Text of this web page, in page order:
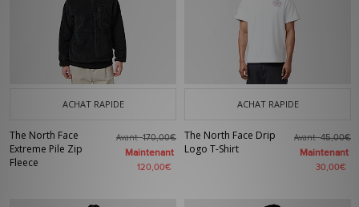
ACHAT RAPIDE
The North Face
Extreme Pile Zip
Fleece
Avant170,00€
Maintenant
120,00€
ACHAT RAPIDE
The North Face Drip
Logo T-Shirt
Avant45,00€
Maintenant
30,00€